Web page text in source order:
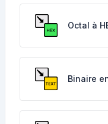
Octal à
Binaire